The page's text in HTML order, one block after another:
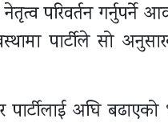
परिवर्तन गर्नुपर्ने
पार्टीले सो
अघि